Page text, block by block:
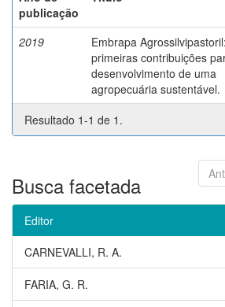
publicação
2019
Embrapa Agrossilvipastoril:
primeiras contribuições
desenvolvimento de uma
agropecuária sustentável.
Resultado 1-1 de 1.
Busca facetada
Editor
CARNEVALLI, R. A.
FARIA, G. R.